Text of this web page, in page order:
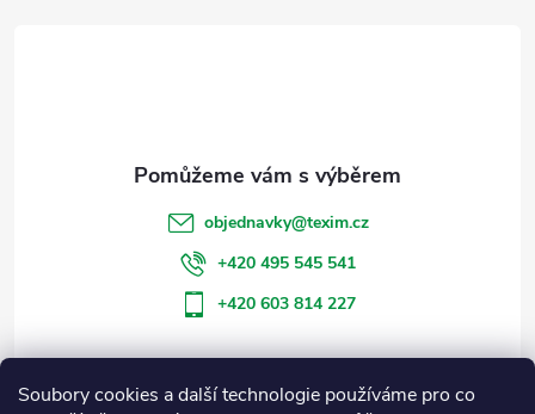
Soubory cookies a další technologie používáme pro co
objednavky@texim.cz
+420 495 545 541
+420 603 814 227